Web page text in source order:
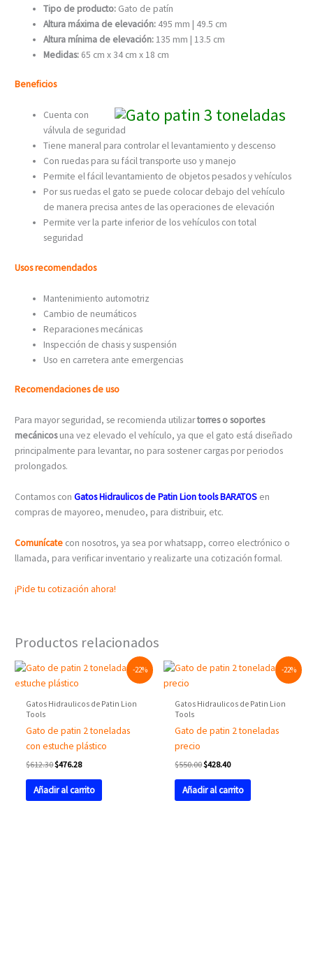
Tipo de producto: Gato de patín
Altura máxima de elevación: 495 mm | 49.5 cm
Altura mínima de elevación: 135 mm | 13.5 cm
Medidas: 65 cm x 34 cm x 18 cm
Beneficios
Cuenta con
válvula de seguridad
Tiene maneral para controlar el levantamiento y descenso
Con ruedas para su fácil transporte uso y manejo
Permite el fácil levantamiento de objetos pesados y vehículos
Por sus ruedas el gato se puede colocar debajo del vehículo
de manera precisa antes de las operaciones de elevación
Permite ver la parte inferior de los vehículos con total
seguridad
Usos recomendados
Mantenimiento automotriz
Cambio de neumáticos
Reparaciones mecánicas
Inspección de chasis y suspensión
Uso en carretera ante emergencias
Recomendaciones de uso
Para mayor seguridad, se recomienda utilizartorres o soportes
mecánicosuna vez elevado el vehículo, ya que el gato está diseñado
principalmente para levantar, no para sostener cargas por periodos
prolongados.
Contamos conGatos Hidraulicos de Patin Lion tools BARATOS en
compras de mayoreo, menudeo, para distribuir, etc.
Comunícate con nosotros, ya sea por whatsapp, correo electrónico o
llamada, para verificar inventario y realizarte una cotización formal.
¡Pide tu cotización ahora!
Productos relacionados
-22%
Gatos Hidraulicos de Patin Lion
Tools
Gato de patin 2 toneladas
con estuche plástico
$612.30
Original
price
was:
$476.28
Current
Añadir al carrito
-22%
Gatos Hidraulicos de Patin Lion
Tools
Gato de patin 2 toneladas
precio
$550.00
Original
price
$428.40
Current
Añadir al carrito